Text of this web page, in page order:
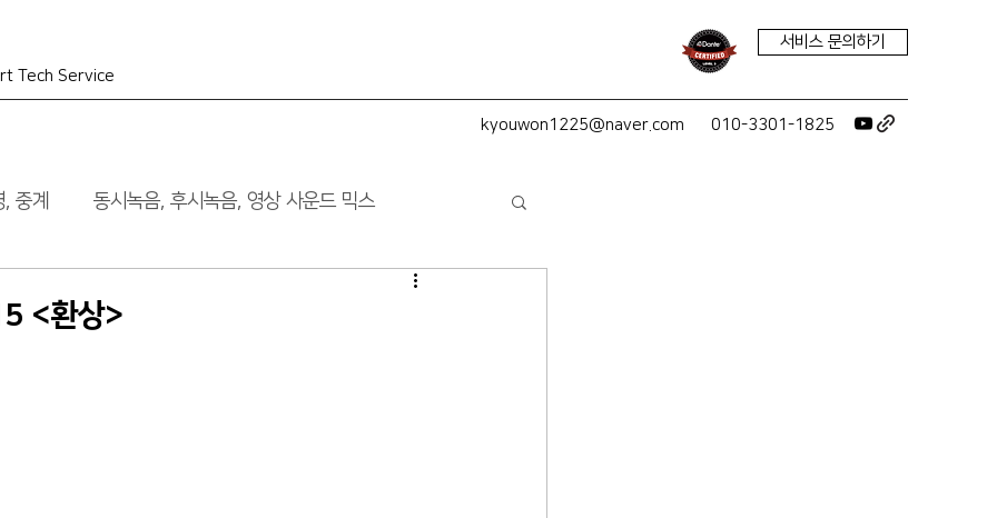
Tech Service
서비스 문의하기
kyouwon1225@naver.com 010-3301-1825
중계 동시녹음, 후시녹음, 영상 사운드 믹스
<환상>